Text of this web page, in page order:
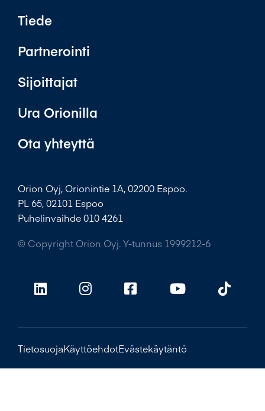
Tiede
Partnerointi
Sijoittajat
Ura Orionilla
Ota yhteyttä
Orion Oyj, Orionintie 1A, 02200 Espoo.
PL 65, 02101 Espoo
Puhelinvaihde 010 4261
© Copyright Orion Oyj. Y-tunnus 1999212-6
TietosuojaKäyttöehdotEvästekäytäntö